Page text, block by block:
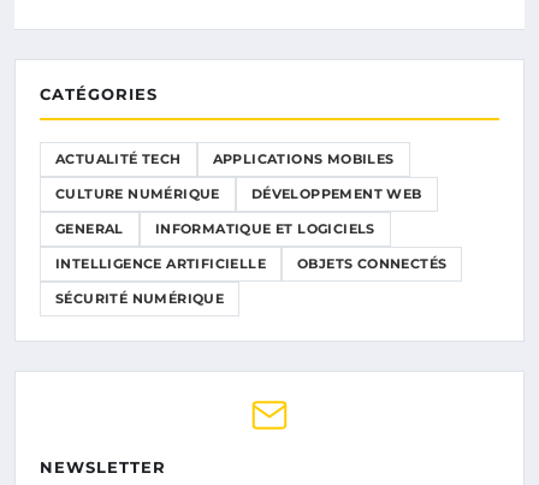
CATÉGORIES
ACTUALITÉ TECH APPLICATIONS MOBILES
CULTURE NUMÉRIQUE DÉVELOPPEMENT WEB
GENERAL INFORMATIQUE ET LOGICIELS
INTELLIGENCE ARTIFICIELLE OBJETS CONNECTÉS
SÉCURITÉ NUMÉRIQUE
NEWSLETTER